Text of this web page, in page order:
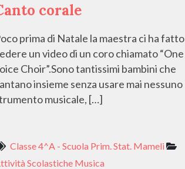
corale
prima di Natale la maestra ci ha fatto
un video di un coro chiamato “One
Choir”.Sono tantissimi bambini che
insieme senza usare mai nessuno
musicale, […]
Classe 4^A - Scuola Prim. Stat. Mameli
Scolastiche Musica